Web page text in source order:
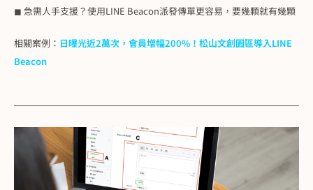
◼ 急需人手支援？使用LINE Beacon派發傳單更容易，要幾顆就有幾顆
相關案例： 日曝光近2萬次，會員增幅200%！松山文創園區導入LINE
Beacon